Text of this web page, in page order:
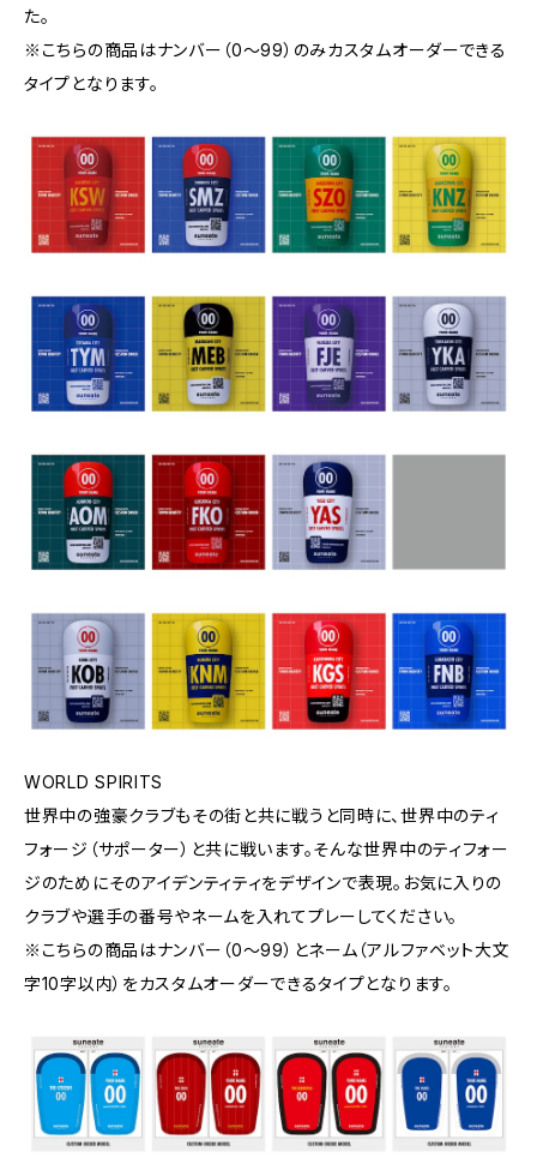
た。
※こちらの商品はナンバー（0〜99）のみカスタムオーダーできる
タイプとなります。
WORLD SPIRITS
世界中の強豪クラブもその街と共に戦うと同時に、世界中のティ
フォージ（サポーター）と共に戦います。そんな世界中のティフォー
ジのためにそのアイデンティティをデザインで表現。お気に入りの
クラブや選手の番号やネームを入れてプレーしてください。
※こちらの商品はナンバー（0〜99）とネーム（アルファベット大文
字10字以内）をカスタムオーダーできるタイプとなります。